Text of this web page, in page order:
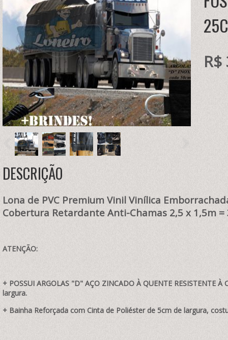
DESCRIÇÃO
Lona de PVC Premium Vinil Vinílica
Cobertura Retardante Anti-Chamas 2,5 x 1,5m =
ATENÇÃO:
+ POSSUI ARGOLAS "D" AÇO ZINCADO À QUENTE
largura.
+ Bainha Reforçada com Cinta de Poliéster de 5cm de largura,